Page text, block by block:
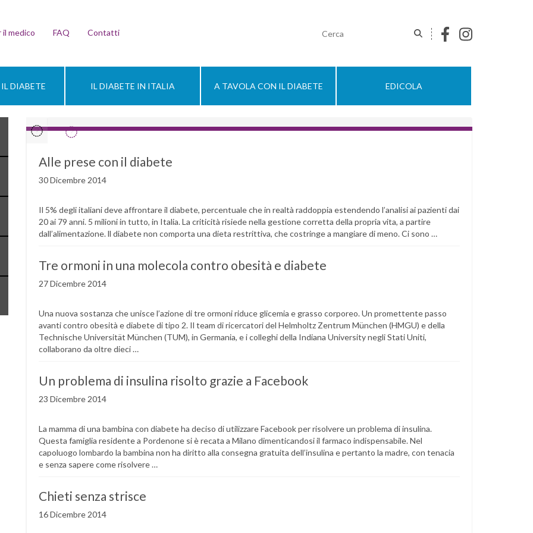
il medico FAQ Contatti
DIABETE IL DIABETE IN ITALIA A TAVOLA CON IL DIABETE EDICOLA
Alle prese con il diabete
30 Dicembre 2014
Il 5% degli italiani deve affrontare il diabete, percentuale che in realtà raddoppia estendendo l’analisi ai pazienti dai
20 ai 79 anni. 5 milioni in tutto, in Italia. La criticità risiede nella gestione corretta della propria vita, a partire
dall’alimentazione. ll diabete non comporta una dieta restrittiva, che costringe a mangiare di meno. Ci sono …
Tre ormoni in una molecola contro obesità e diabete
27 Dicembre 2014
Una nuova sostanza che unisce l’azione di tre ormoni riduce glicemia e grasso corporeo. Un promettente passo
avanti contro obesità e diabete di tipo 2. Il team di ricercatori del Helmholtz Zentrum München (HMGU) e della
Technische Universität München (TUM), in Germania, e i colleghi della Indiana University negli Stati Uniti,
collaborano da oltre dieci …
Un problema di insulina risolto grazie a Facebook
23 Dicembre 2014
La mamma di una bambina con diabete ha deciso di utilizzare Facebook per risolvere un problema di insulina.
Questa famiglia residente a Pordenone si è recata a Milano dimenticandosi il farmaco indispensabile. Nel
capoluogo lombardo la bambina non ha diritto alla consegna gratuita dell’insulina e pertanto la madre, con tenacia
e senza sapere come risolvere …
Chieti senza strisce
16 Dicembre 2014